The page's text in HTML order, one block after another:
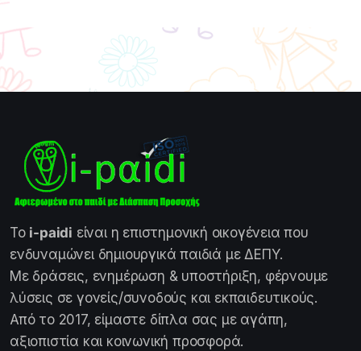
Το i-paidi είναι η επιστημονική οικογένεια που
ενδυναμώνει δημιουργικά παιδιά με ΔΕΠΥ.
Με δράσεις, ενημέρωση & υποστήριξη, φέρνουμε
λύσεις σε γονείς/συνοδούς και εκπαιδευτικούς.
Από το 2017, είμαστε δίπλα σας με αγάπη,
αξιοπιστία και κοινωνική προσφορά.